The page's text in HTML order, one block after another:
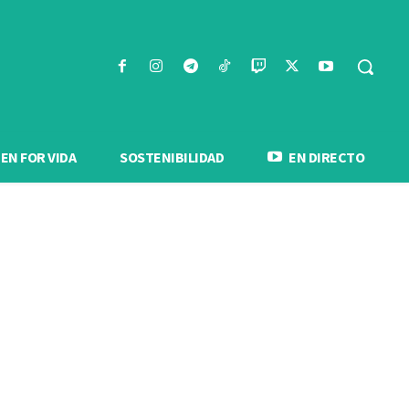
FOR VIDA SOSTENIBILIDAD EN DIRECTO